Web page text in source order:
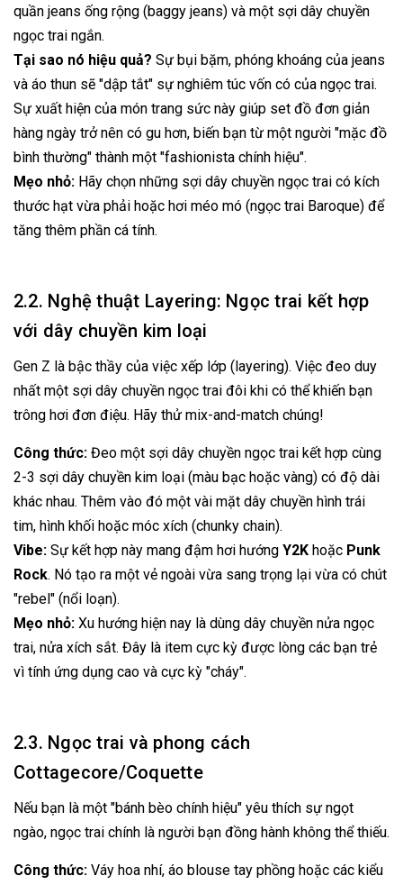
quần jeans ống rộng (baggy jeans) và một sợi dây chuyền
ngọc trai ngắn.
Tại sao nó hiệu quả? Sự bụi bặm, phóng khoáng của jeans
và áo thun sẽ "dập tắt" sự nghiêm túc vốn có của ngọc trai.
Sự xuất hiện của món trang sức này giúp set đồ đơn giản
hàng ngày trở nên có gu hơn, biến bạn từ một người "mặc đồ
bình thường" thành một "fashionista chính hiệu".
Mẹo nhỏ: Hãy chọn những sợi dây chuyền ngọc trai có kích
thước hạt vừa phải hoặc hơi méo mó (ngọc trai Baroque) để
tăng thêm phần cá tính.
2.2. Nghệ thuật Layering: Ngọc trai kết hợp
với dây chuyền kim loại
Gen Z là bậc thầy của việc xếp lớp (layering). Việc đeo duy
nhất một sợi dây chuyền ngọc trai đôi khi có thể khiến bạn
trông hơi đơn điệu. Hãy thử mix-and-match chúng!
Công thức: Đeo một sợi dây chuyền ngọc trai kết hợp cùng
2-3 sợi dây chuyền kim loại (màu bạc hoặc vàng) có độ dài
khác nhau. Thêm vào đó một vài mặt dây chuyền hình trái
tim, hình khối hoặc móc xích (chunky chain).
Vibe: Sự kết hợp này mang đậm hơi hướng Y2K hoặc Punk
Rock. Nó tạo ra một vẻ ngoài vừa sang trọng lại vừa có chút
"rebel" (nổi loạn).
Mẹo nhỏ: Xu hướng hiện nay là dùng dây chuyền nửa ngọc
trai, nửa xích sắt. Đây là item cực kỳ được lòng các bạn trẻ
vì tính ứng dụng cao và cực kỳ "cháy".
2.3. Ngọc trai và phong cách
Cottagecore/Coquette
Nếu bạn là một "bánh bèo chính hiệu" yêu thích sự ngọt
ngào, ngọc trai chính là người bạn đồng hành không thể thiếu.
Công thức: Váy hoa nhí, áo blouse tay phồng hoặc các kiểu